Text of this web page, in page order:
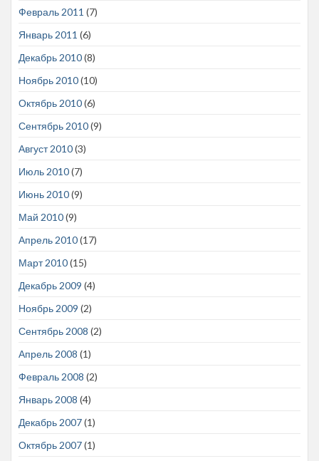
Февраль 2011 (7)
Январь 2011 (6)
Декабрь 2010(8)
Ноябрь 2010(10)
Октябрь 2010(6)
Сентябрь 2010(9)
Август 2010(3)
Июль 2010(7)
Июнь 2010(9)
Май 2010(9)
Апрель 2010(17)
Март 2010(15)
Декабрь 2009 (4)
Ноябрь 2009 (2)
Сентябрь 2008 (2)
Апрель 2008 (1)
Февраль 2008 (2)
Январь 2008 (4)
Декабрь 2007(1)
Октябрь 2007(1)